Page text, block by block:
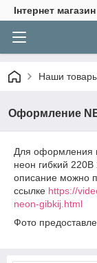
Інтернет
Наши
Оформление
Для оформления
неон гибкий
описание можно
ссылке https://
neon-gibkij.html
Фото